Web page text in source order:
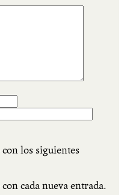
los siguientes
cada nueva entrada.